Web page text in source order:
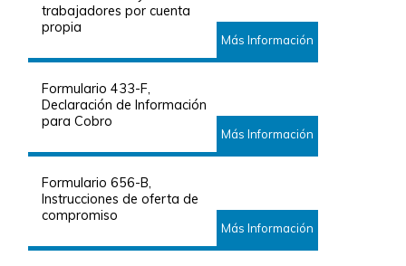
trabajadores por cuenta
propia
Más Información
Formulario 433-F,
Declaración de Información
para Cobro
Más Información
Formulario 656-B,
Instrucciones de oferta de
compromiso
Más Información